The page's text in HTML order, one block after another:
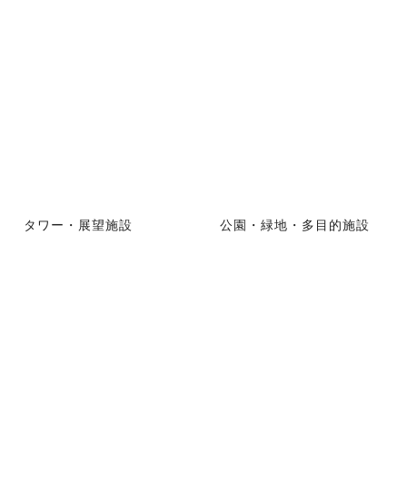
タワー・展望施設 公園・緑地・多目的施設